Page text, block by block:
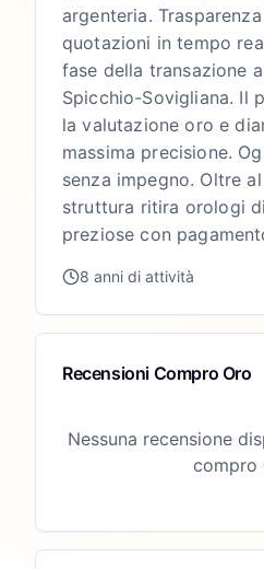
argenteria.
quotazioni in tempo
fase della transazione
Spicchio-Sovigliana. Il
la valutazione oro e
massima precisione.
senza impegno. Oltre
struttura ritira orologi
preziose con
8 anni di attività
Recensioni Compro Oro
Nessuna recensione
compro